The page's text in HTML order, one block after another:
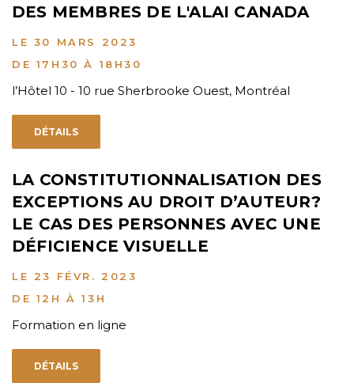
DES MEMBRES DE L'ALAI CANADA
LE 30 MARS 2023
DE 17H30 À 18H30
l’Hôtel 10 - 10 rue Sherbrooke Ouest, Montréal
DÉTAILS
LA CONSTITUTIONNALISATION DES
EXCEPTIONS AU DROIT D’AUTEUR?
LE CAS DES PERSONNES AVEC UNE
DÉFICIENCE VISUELLE
LE 23 FÉVR. 2023
DE 12H À 13H
Formation en ligne
DÉTAILS